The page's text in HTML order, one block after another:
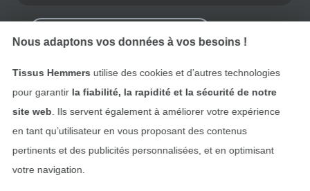
Trouvez plus d’idées
Nous adaptons vos données à vos besoins !
Tissus Hemmers utilise des cookies et d’autres technologies
pour garantir la fiabilité, la rapidité et la sécurité de notre
site web . Ils servent également à améliorer votre expérience
en tant qu’utilisateur en vous proposant des contenus
pertinents et des publicités personnalisées, et en optimisant
votre navigation.